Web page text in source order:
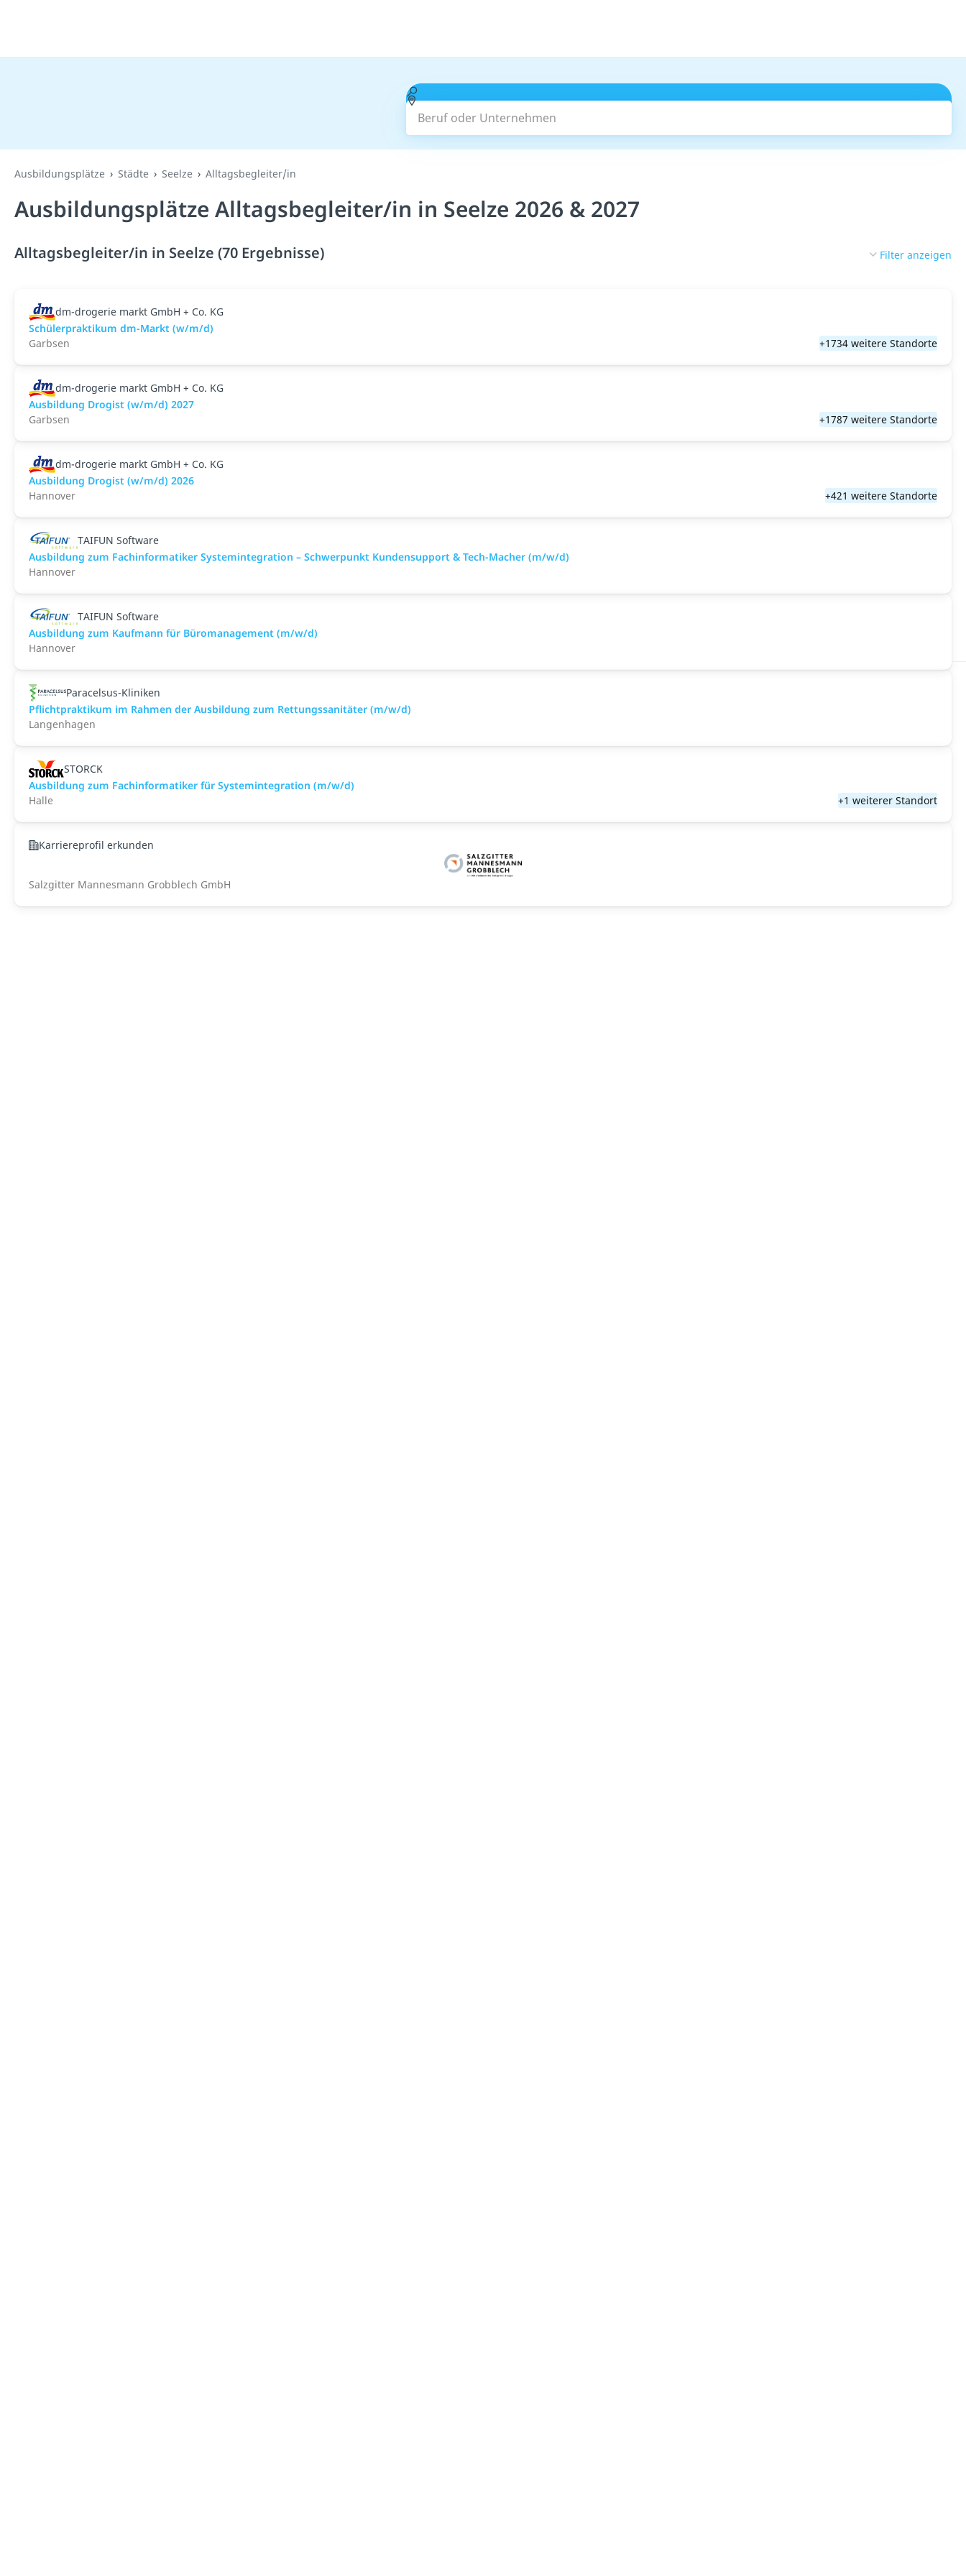
Beruf oder Unternehmen
Ausbildungsplätze Städte Seelze Alltagsbegleiter/in
Ausbildungsplätze Alltagsbegleiter/in in Seelze 2026 & 2027
Alltagsbegleiter/in in Seelze (70 Ergebnisse) Filter anzeigen
dm-drogerie markt GmbH + Co. KG
Schülerpraktikum dm-Markt (w/m/d)
Garbsen
+1734 weitere Standorte
dm-drogerie markt GmbH + Co. KG
Ausbildung Drogist (w/m/d) 2027
Garbsen
+1787 weitere Standorte
dm-drogerie markt GmbH + Co. KG
Ausbildung Drogist (w/m/d) 2026
Hannover
+421 weitere Standorte
TAIFUN Software
Ausbildung zum Fachinformatiker Systemintegration – Schwerpunkt Kundensupport & Tech-Macher (m/w/d)
Hannover
TAIFUN Software
Ausbildung zum Kaufmann für Büromanagement (m/w/d)
Hannover
Paracelsus-Kliniken
Pflichtpraktikum im Rahmen der Ausbildung zum Rettungssanitäter (m/w/d)
Langenhagen
STORCK
Ausbildung zum Fachinformatiker für Systemintegration (m/w/d)
Halle
+1 weiterer Standort
Karriereprofil erkunden
Salzgitter Mannesmann Grobblech GmbH